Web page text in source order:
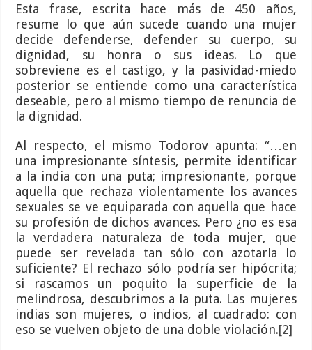
Esta frase, escrita hace más de 450 años,
resume lo que aún sucede cuando una mujer
decide defenderse, defender su cuerpo, su
dignidad, su honra o sus ideas. Lo que
sobreviene es el castigo, y la pasividad-miedo
posterior se entiende como una característica
deseable, pero al mismo tiempo de renuncia de
la dignidad.
Al respecto, el mismo Todorov apunta: “…en
una impresionante síntesis, permite identificar
a la india con una puta; impresionante, porque
aquella que rechaza violentamente los avances
sexuales se ve equiparada con aquella que hace
su profesión de dichos avances. Pero ¿no es esa
la verdadera naturaleza de toda mujer, que
puede ser revelada tan sólo con azotarla lo
suficiente? El rechazo sólo podría ser hipócrita;
si rascamos un poquito la superficie de la
melindrosa, descubrimos a la puta. Las mujeres
indias son mujeres, o indios, al cuadrado: con
eso se vuelven objeto de una doble violación.[2]